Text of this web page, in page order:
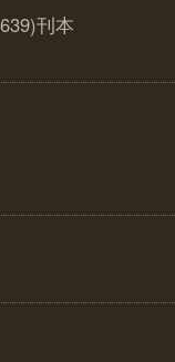
刊本